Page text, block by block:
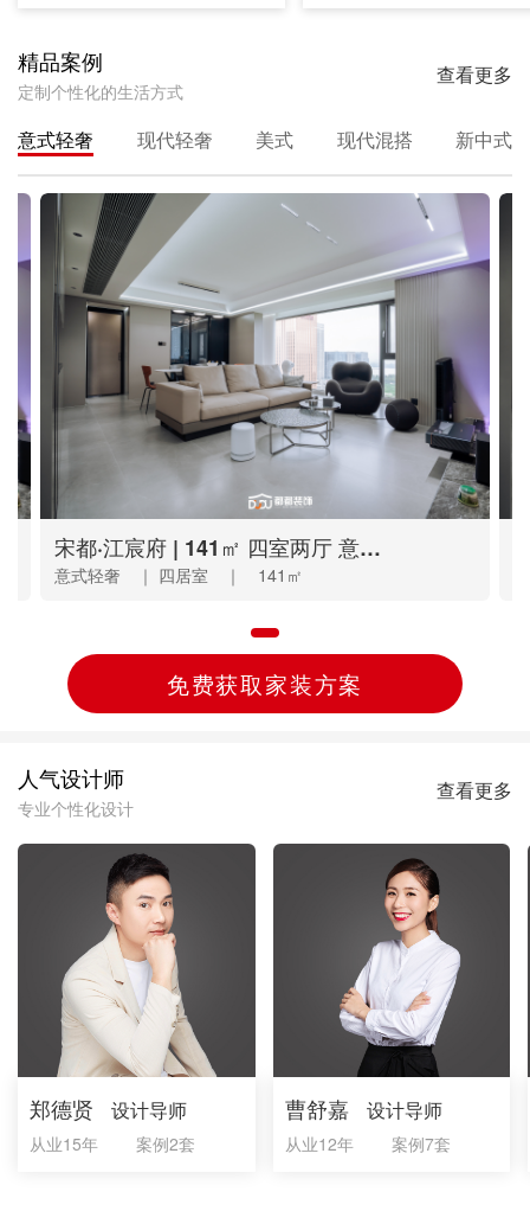
精品案例
定制个性化的生活方式
查看更多
意式轻奢 现代轻奢 美式 现代混搭 新中式
宋都·江宸府 | 141㎡ 四室两厅 意式轻奢
意式轻奢 ｜ 四居室 ｜ 141㎡
水河桥丨160㎡现代轻奢，浅米色多元演绎惬意生活！
现代轻奢 ｜ 三居室 ｜ 160㎡
逸品春江 | 120㎡ 三室两厅 美式
美式 ｜ 三居室 ｜ 120㎡
碧桂园 | 138㎡ 三室两厅 现代混搭
现代混搭 ｜ 四居室 ｜ 138㎡
江南大院 | 160㎡ 三室一厅 新中式
新中式 ｜ 三居室 ｜ 160㎡
免费获取家装方案
人气设计师
专业个性化设计
查看更多
郑德贤 设计导师
从业15年 案例2套
曹舒嘉 设计导师
从业12年 案例7套